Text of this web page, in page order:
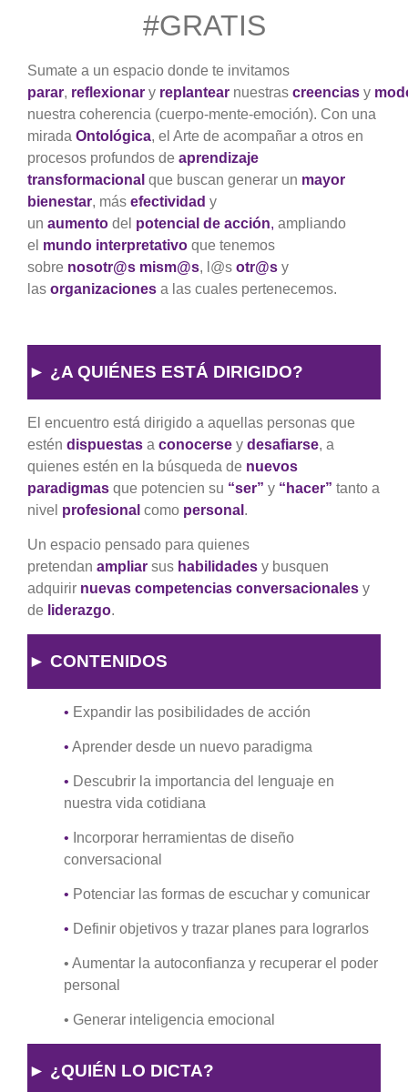
#GRATIS
Sumate a un espacio donde te invitamos
parar, reflexionar y replantear nuestras creencias y
nuestra coherencia (cuerpo-mente-emoción). Con una
mirada Ontológica, el Arte de acompañar a otros en
procesos profundos de aprendizaje
transformacional que buscan generar un mayor
bienestar, más efectividad y
un aumento del potencial de acción, ampliando
el mundo interpretativo que tenemos
sobre nosotr@s mism@s, l@s otr@s y
las organizaciones a las cuales pertenecemos.
► ¿A QUIÉNES ESTÁ DIRIGIDO?
El encuentro está dirigido a aquellas personas que
estén dispuestas a conocerse y desafiarse, a
quienes estén en la búsqueda de nuevos
paradigmas que potencien su “ser” y “hacer” tanto a
nivel profesional como personal .
Un espacio pensado para quienes
pretendan ampliar sus habilidades y busquen
adquirir nuevas competencias conversacionales y
de liderazgo.
► CONTENIDOS
• Expandir las posibilidades de acción
• Aprender desde un nuevo paradigma
• Descubrir la importancia del lenguaje en
nuestra vida cotidiana
• Incorporar herramientas de diseño
conversacional
• Potenciar las formas de escuchar y comunicar
• Definir objetivos y trazar planes para lograrlos
• Aumentar la autoconfianza y recuperar el poder
personal
• Generar inteligencia emocional
► ¿QUIÉN LO DICTA?